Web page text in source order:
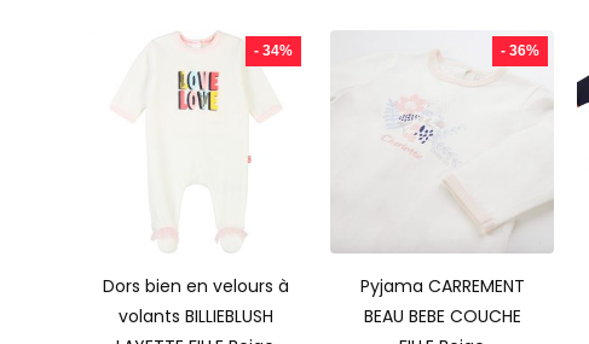
- 34%
Dors bien en velours à
volants BILLIEBLUSH
- 36%
Pyjama CARREMENT
BEAU BEBE COUCHE